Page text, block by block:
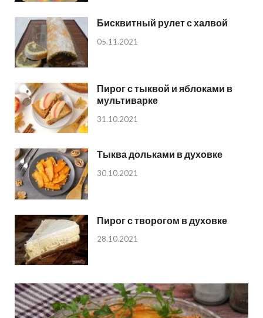
Бисквитный рулет с халвой
05.11.2021
Пирог с тыквой и яблоками в
мультиварке
31.10.2021
Тыква дольками в духовке
30.10.2021
Пирог с творогом в духовке
28.10.2021